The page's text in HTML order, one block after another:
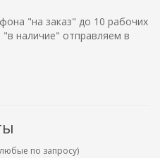
"на заказ" до 10 рабочих
наличие" отправляем в
по запросу)